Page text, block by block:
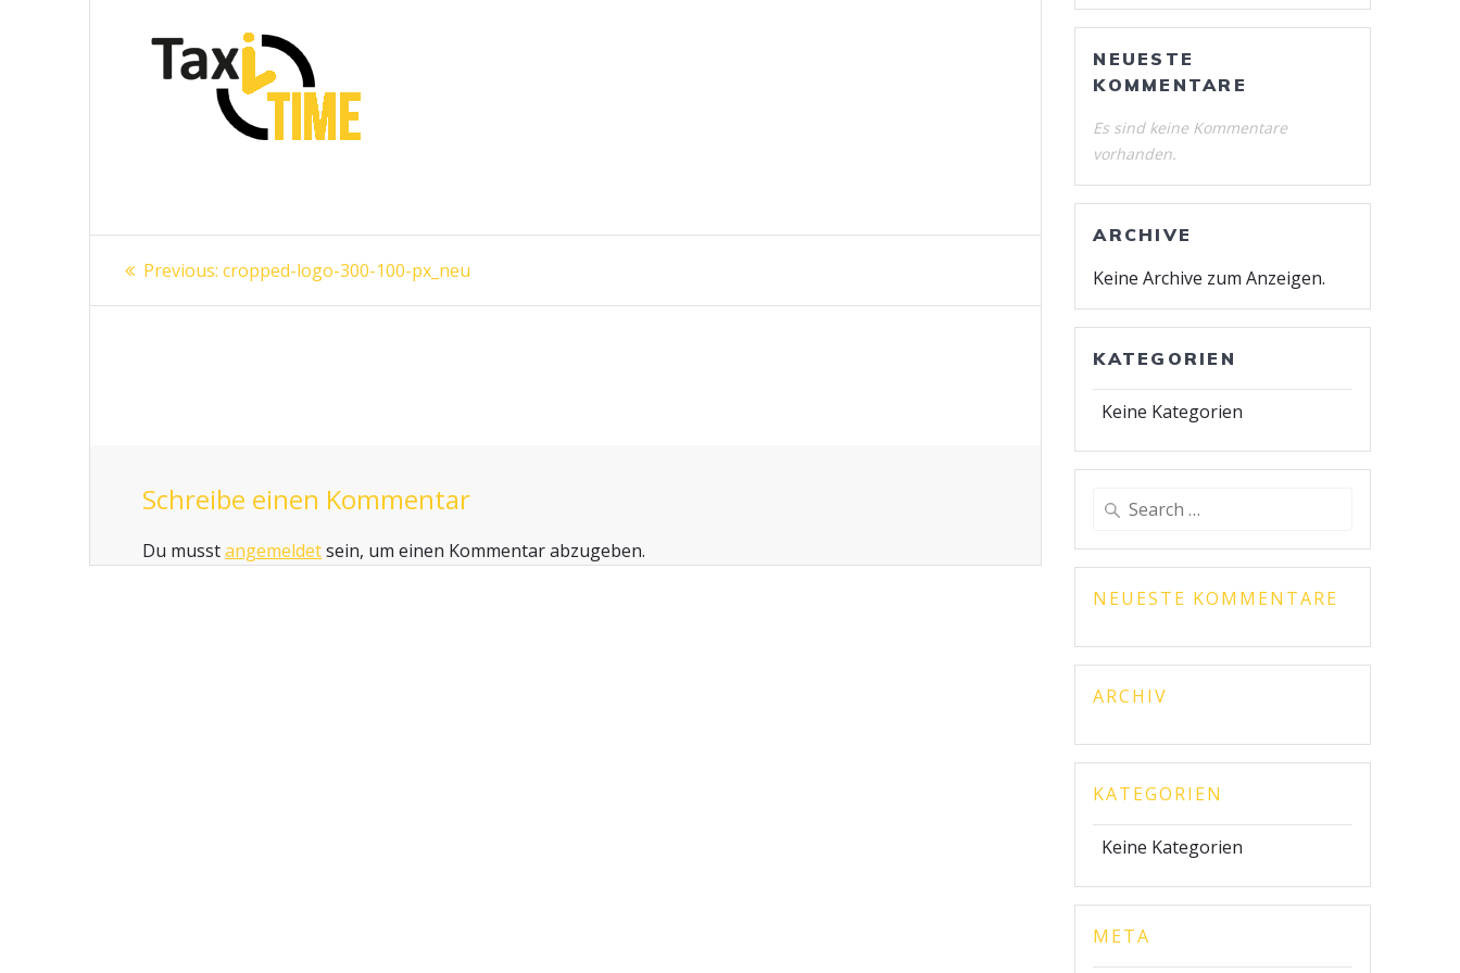
Beitragsnavigation
Previous: Previous
cropped-logo-300-100-px_neu
Schreibe einen Kommentar
Du musstangemeldetsein, um einen Kommentar abzugeben.
NEUESTE
KOMMENTARE
Es sind keine Kommentare
vorhanden.
ARCHIVE
Keine Archive zum Anzeigen.
KATEGORIEN
Keine Kategorien
Search
NEUESTE KOMMENTARE
ARCHIV
KATEGORIEN
Keine Kategorien
META